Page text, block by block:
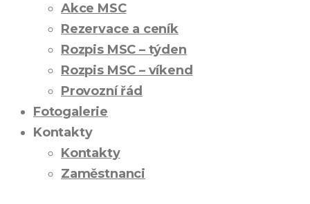
Akce MSC
Rezervace a ceník
Rozpis MSC – týden
Rozpis MSC – víkend
Provozní řád
Fotogalerie
Kontakty
Kontakty
Zaměstnanci